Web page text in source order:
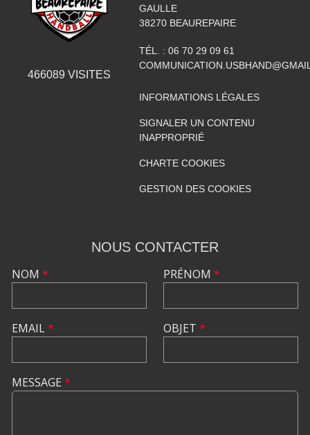
466089 VISITES
GAULLE
38270 BEAUREPAIRE
TÉL. : 06 70 29 09 61
INFORMATIONS LÉGALES
SIGNALER UN CONTENU
INAPPROPRIÉ
CHARTE COOKIES
GESTION DES COOKIES
NOUS CONTACTER
NOM *
EMAIL*
PRÉNOM *
OBJET *
MESSAGE *